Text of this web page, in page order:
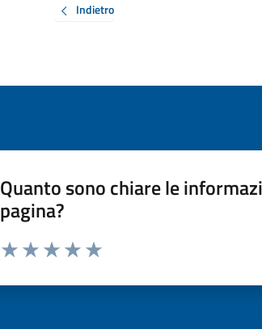
Indietro
Quanto sono chiare le
pagina?
Valuta da 1 a 5 stelle la pagina